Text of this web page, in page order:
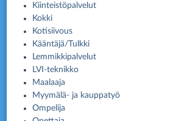
Kiinteistöpalvelut
Kokki
Kotisiivous
Kääntäjä/Tulkki
Lemmikkipalvelut
LVI-teknikko
Maalaaja
Myymälä- ja kauppatyö
Ompelija